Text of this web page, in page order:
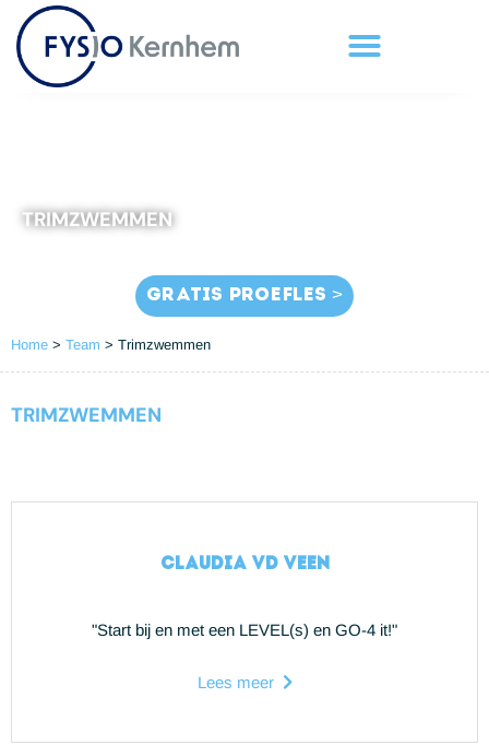
TRIMZWEMMEN
GRATIS PROEFLES >
Home > Team > Trimzwemmen
TRIMZWEMMEN
Claudia vd Veen
"Start bij en met een LEVEL(s) en GO-4 it!"
Lees meer